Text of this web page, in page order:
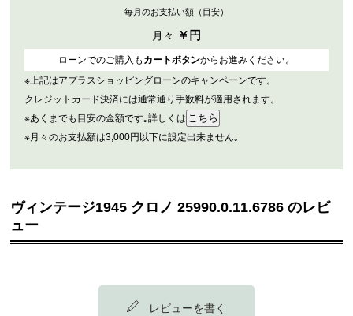
毎月のお支払い額（目安）
月々 ￥ 円
ローンでのご購入も カートボタンからお進みください。
※上記はアプラスショッピングローンのキャンペーンです。
クレジットカード決済には通常通り手数料が適用されます。
※あくまでも目安の金額です｡詳しくは
※月々のお支払額は3,000円以下に設定出来ません｡
ヴィンテージ1945 クロノ 25990.0.11.6786 のレビ
ュー
レビューを書く